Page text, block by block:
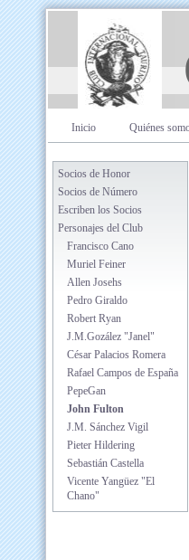
Inicio Quiénes
Socios de Honor
Socios de Número
Escriben los Socios
Personajes del Club
Francisco Cano
Muriel Feiner
Allen Josehs
Pedro Giraldo
Robert Ryan
J.M.Gozález "Janel"
César Palacios Romera
Rafael Campos de España
PepeGan
John Fulton
J.M. Sánchez Vigil
Pieter Hildering
Sebastián Castella
Vicente Yangüez "El
Chano"